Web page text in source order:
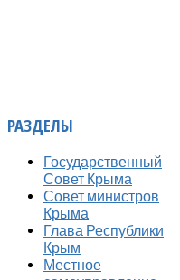
РАЗДЕЛЫ
Государственный
Совет Крыма
Совет министров
Крыма
Глава Республики
Крым
Местное